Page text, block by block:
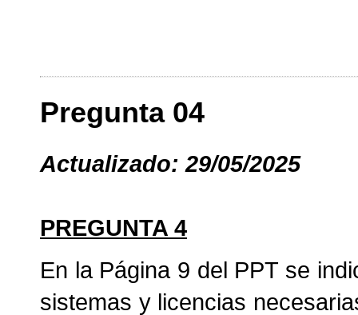
Pregunta 04
Actualizado: 29/05/2025
PREGUNTA 4
En la Página 9 del PPT se
sistemas y licencias